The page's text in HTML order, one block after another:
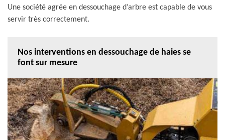
Une société agrée en dessouchage d’arbre est capable de vous
servir très correctement.
Nos interventions en dessouchage de haies se
font sur mesure